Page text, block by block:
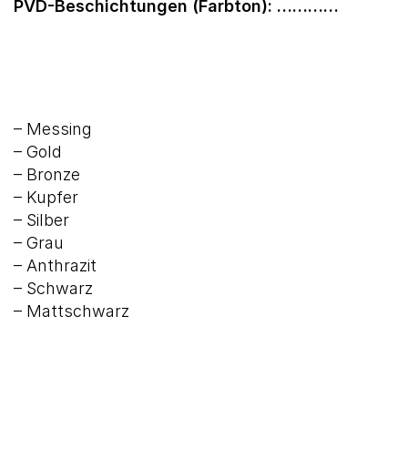
PVD-Beschichtungen (Farbton): …………
– Messing
– Gold
– Bronze
– Kupfer
– Silber
– Grau
– Anthrazit
– Schwarz
– Mattschwarz